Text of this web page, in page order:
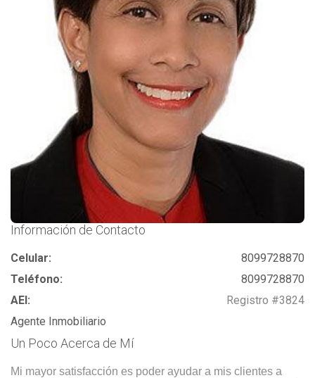
Información de Contacto
Celular:
8099728870
Teléfono:
8099728870
AEI:
Registro #3824
Agente Inmobiliario
Un Poco Acerca de Mí
Mi mayor satisfacción es poder ayudar a mis clientes a